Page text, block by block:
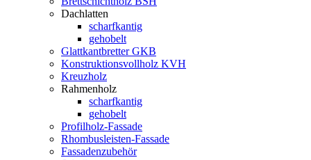
Dachlatten
scharfkantig
gehobelt
Glattkantbretter GKB
Konstruktionsvollholz KVH
Kreuzholz
Rahmenholz
scharfkantig
gehobelt
Profilholz-Fassade
Rhombusleisten-Fassade
Fassadenzubehör